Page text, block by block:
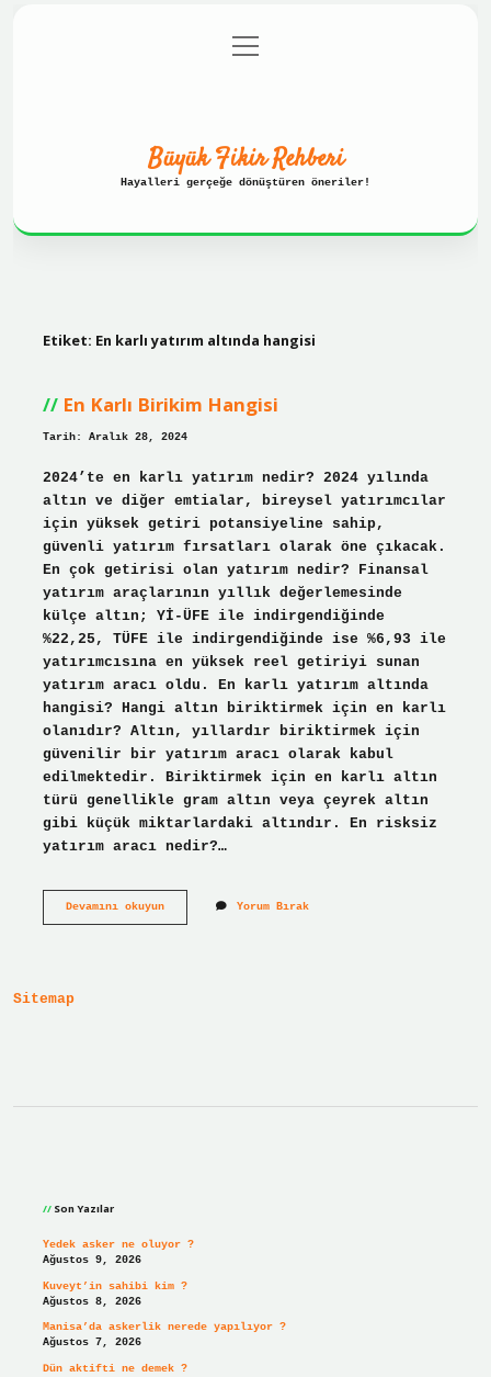
Gizlilik Politikası
menüyü
aç
Büyük Fikir Rehberi
Hayalleri gerçeğe dönüştüren öneriler!
Etiket: En karlı yatırım altında hangisi
En Karlı Birikim Hangisi
Tarih: Aralık 28, 2024
2024’te en karlı yatırım nedir? 2024 yılında
altın ve diğer emtialar, bireysel yatırımcılar
için yüksek getiri potansiyeline sahip,
güvenli yatırım fırsatları olarak öne çıkacak.
En çok getirisi olan yatırım nedir? Finansal
yatırım araçlarının yıllık değerlemesinde
külçe altın; Yİ-ÜFE ile indirgendiğinde
%22,25, TÜFE ile indirgendiğinde ise %6,93 ile
yatırımcısına en yüksek reel getiriyi sunan
yatırım aracı oldu. En karlı yatırım altında
hangisi? Hangi altın biriktirmek için en karlı
olanıdır? Altın, yıllardır biriktirmek için
güvenilir bir yatırım aracı olarak kabul
edilmektedir. Biriktirmek için en karlı altın
türü genellikle gram altın veya çeyrek altın
gibi küçük miktarlardaki altındır. En risksiz
yatırım aracı nedir?…
Devamını okuyunEn
Yorum Bırak
Sitemap
Son Yazılar
Yedek asker ne oluyor ?
Ağustos 9, 2026
Kuveyt’in sahibi kim ?
Ağustos 8, 2026
Manisa’da askerlik nerede yapılıyor ?
Ağustos 7, 2026
Dün aktifti ne demek ?